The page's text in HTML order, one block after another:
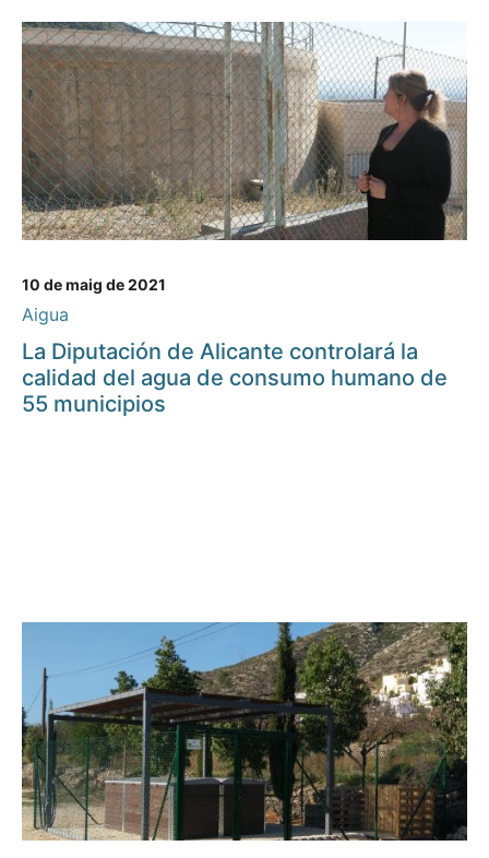
10 de maig de 2021
Aigua
La Diputación de Alicante controlará la
calidad del agua de consumo humano de
55 municipios